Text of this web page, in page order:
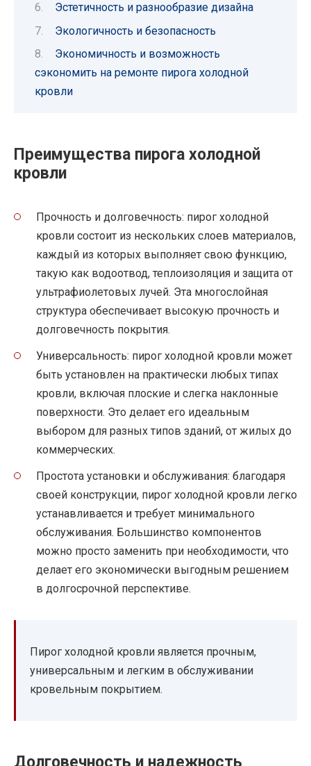
Эстетичность и разнообразие дизайна
Экологичность и безопасность
Экономичность и возможность
сэкономить на ремонте пирога холодной
кровли
Преимущества пирога холодной
кровли
Прочность и долговечность: пирог холодной
кровли состоит из нескольких слоев материалов,
каждый из которых выполняет свою функцию,
такую как водоотвод, теплоизоляция и защита от
ультрафиолетовых лучей. Эта многослойная
структура обеспечивает высокую прочность и
долговечность покрытия.
Универсальность: пирог холодной кровли может
быть установлен на практически любых типах
кровли, включая плоские и слегка наклонные
поверхности. Это делает его идеальным
выбором для разных типов зданий, от жилых до
коммерческих.
Простота установки и обслуживания: благодаря
своей конструкции, пирог холодной кровли легко
устанавливается и требует минимального
обслуживания. Большинство компонентов
можно просто заменить при необходимости, что
делает его экономически выгодным решением
в долгосрочной перспективе.
Пирог холодной кровли является прочным,
универсальным и легким в обслуживании
кровельным покрытием.
Долговечность и надежность